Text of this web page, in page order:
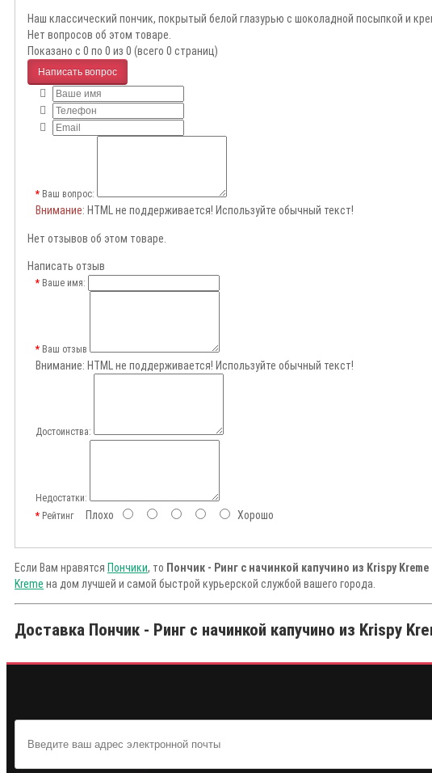
Наш классический пончик, покрытый белой глазурью с шоколадной посыпкой и
Нет вопросов об этом товаре.
Показано с 0 по 0 из 0 (всего 0 страниц)
Написать вопрос
Ваш вопрос:
Внимание: HTML не поддерживается! Используйте обычный текст!
Нет отзывов об этом товаре.
Написать отзыв
Ваше имя:
Ваш отзыв
Внимание: HTML не поддерживается! Используйте обычный текст!
Достоинства:
Недостатки:
РейтингПлохо Хорошо
Если Вам нравятся Пончики, то Пончик - Ринг с начинкой капучино из Krispy Kreme
Kreme на дом лучшей и самой быстрой курьерской службой вашего города.
Доставка Пончик - Ринг с начинкой капучино из Krispy